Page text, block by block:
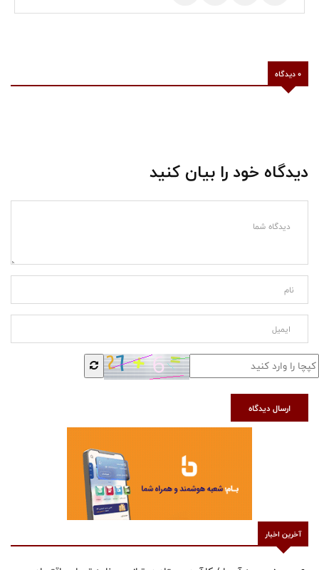
0 دیدگاه
دیدگاه خود را بیان کنید
ارسال دیدگاه
آخرین اخبار